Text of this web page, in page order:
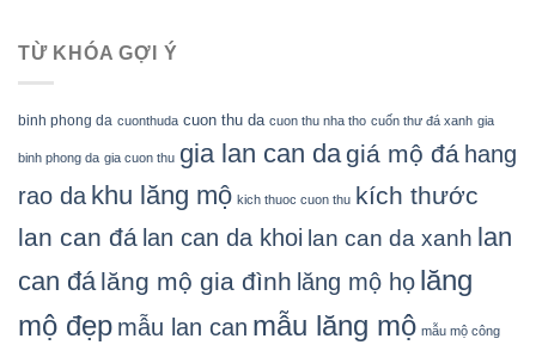
TỪ KHÓA GỢI Ý
binh phong da cuonthuda cuon thu da cuon thu nha tho cuốn thư đá xanh gia
binh phong da gia cuon thu gia lan can dagiá mộ đá hang
rao da khu lăng mộ kich thuoc cuon thu kích thước
lan can đá lan can da khoi lan can da xanh lan
can đá lăng mộ gia đình lăng mộ họ lăng
mộ đẹp mẫu lan can mẫu lăng mộ mẫu mộ công